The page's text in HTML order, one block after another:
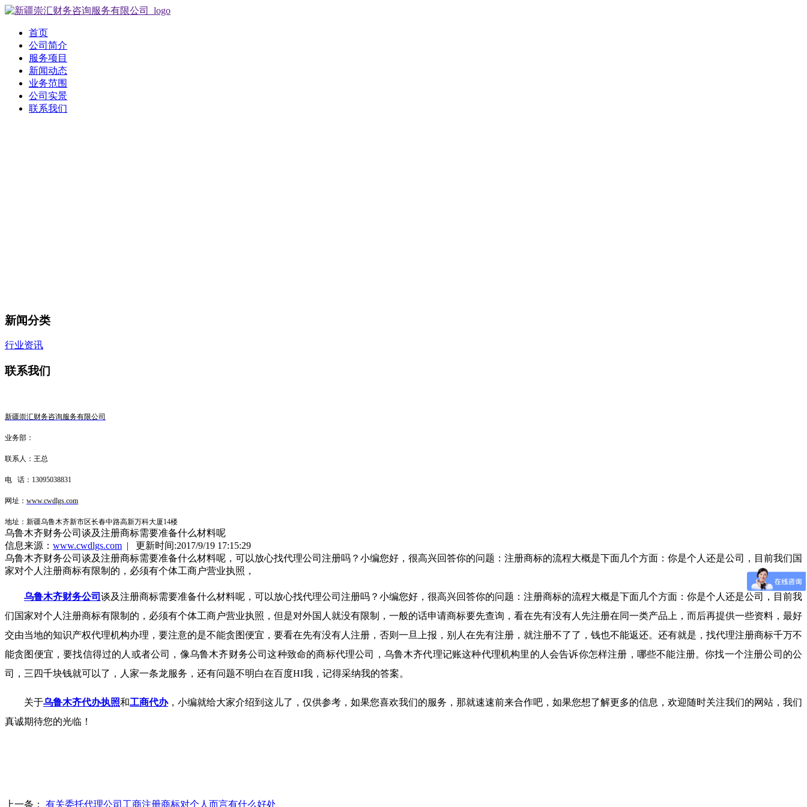
首页
公司简介
服务项目
新闻动态
业务范围
公司实景
联系我们
新闻分类
行业资讯
联系我们
新疆崇汇财务咨询服务有限公司
业务部：
联系人：王总
电 话：13095038831
网址： www.cwdlgs.com
地址：新疆乌鲁木齐新市区长春中路高新万科大厦14楼
乌鲁木齐财务公司谈及注册商标需要准备什么材料呢
信息来源： www.cwdlgs.com | 更新时间:2017/9/19 17:15:29
乌鲁木齐财务公司谈及注册商标需要准备什么材料呢，可以放心找代理公司注册吗？小编您好，很高兴回答你的问题：注册商标的流程大概是下面几个方面：你是个人还是公司，目前我们国
家对个人注册商标有限制的，必须有个体工商户营业执照，
乌鲁木齐财务公司 谈及注册商标需要准备什么材料呢，可以放心找代理公司注册吗？小编您好，很高兴回答你的问题：注册商标的流程大概是下面几个方面：你是个人还是公司，目前我
们国家对个人注册商标有限制的，必须有个体工商户营业执照，但是对外国人就没有限制，一般的话申请商标要先查询，看在先有没有人先注册在同一类产品上，而后再提供一些资料，最好
交由当地的知识产权代理机构办理，要注意的是不能贪图便宜，要看在先有没有人注册，否则一旦上报，别人在先有注册，就注册不了了，钱也不能返还。还有就是，找代理注册商标千万不
能贪图便宜，要找信得过的人或者公司，像乌鲁木齐财务公司这种致命的商标代理公司，乌鲁木齐代理记账这种代理机构里的人会告诉你怎样注册，哪些不能注册。你找一个注册公司的公
司，三四千块钱就可以了，人家一条龙服务，还有问题不明白在百度HI我，记得采纳我的答案。
关于乌鲁木齐代办执照和工商代办，小编就给大家介绍到这儿了，仅供参考，如果您喜欢我们的服务，那就速速前来合作吧，如果您想了解更多的信息，欢迎随时关注我们的网站，我们
真诚期待您的光临！
上一条：
有关委托代理公司工商注册商标对个人而言有什么好处